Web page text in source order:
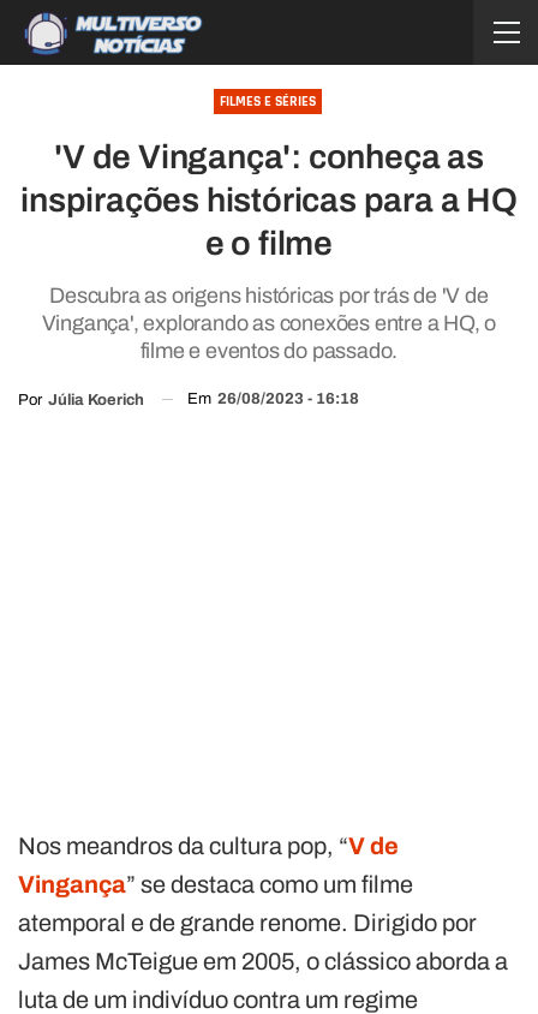
FILMES E SÉRIES
'V de Vingança': conheça as
inspirações históricas para a HQ
e o filme
Descubra as origens históricas por trás de 'V de
Vingança', explorando as conexões entre a HQ, o
filme e eventos do passado.
Por Júlia Koerich Em 26/08/2023 - 16:18
Nos meandros da cultura pop, “V de
Vingança” se destaca como um filme
atemporal e de grande renome. Dirigido por
James McTeigue em 2005, o clássico aborda a
luta de um indivíduo contra um regime